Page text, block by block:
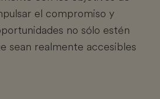
el compromiso y
no sólo estén
sean realmente accesibles